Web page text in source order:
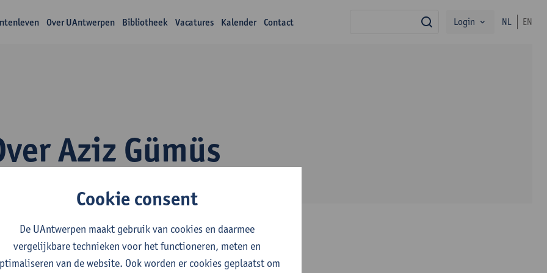
Over UAntwerpen Bibliotheek Vacatures Kalender Contact zoekLogin NL EN
Aziz Gümüs
Cookie consent
De UAntwerpen maakt gebruik van cookies en daarmee
vergelijkbare technieken voor het functioneren, meten en
van de website. Ook worden er cookies geplaatst om